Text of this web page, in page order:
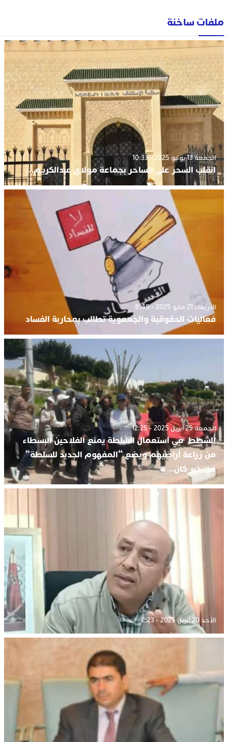
ملفات ساخنة
الجمعة 13 يونيو 2025 - 10:33
انقلب السحر على الساحر بجماعة مولاي عبدالكريم..
الأربعاء 21 مايو 2025 - 8:49
فعاليات الحقوقية والجمعوية تطالب بمحاربة الفساد
الجمعة 25 أبريل 2025 - 12:25
الشطط في استعمال السلطة يمنع الفلاحين البسطاء
من زراعة أراضيهم ويضع “المفهوم الجديد للسلطة”
في خبر كان..
الأحد 20 أبريل 2025 - 2:23